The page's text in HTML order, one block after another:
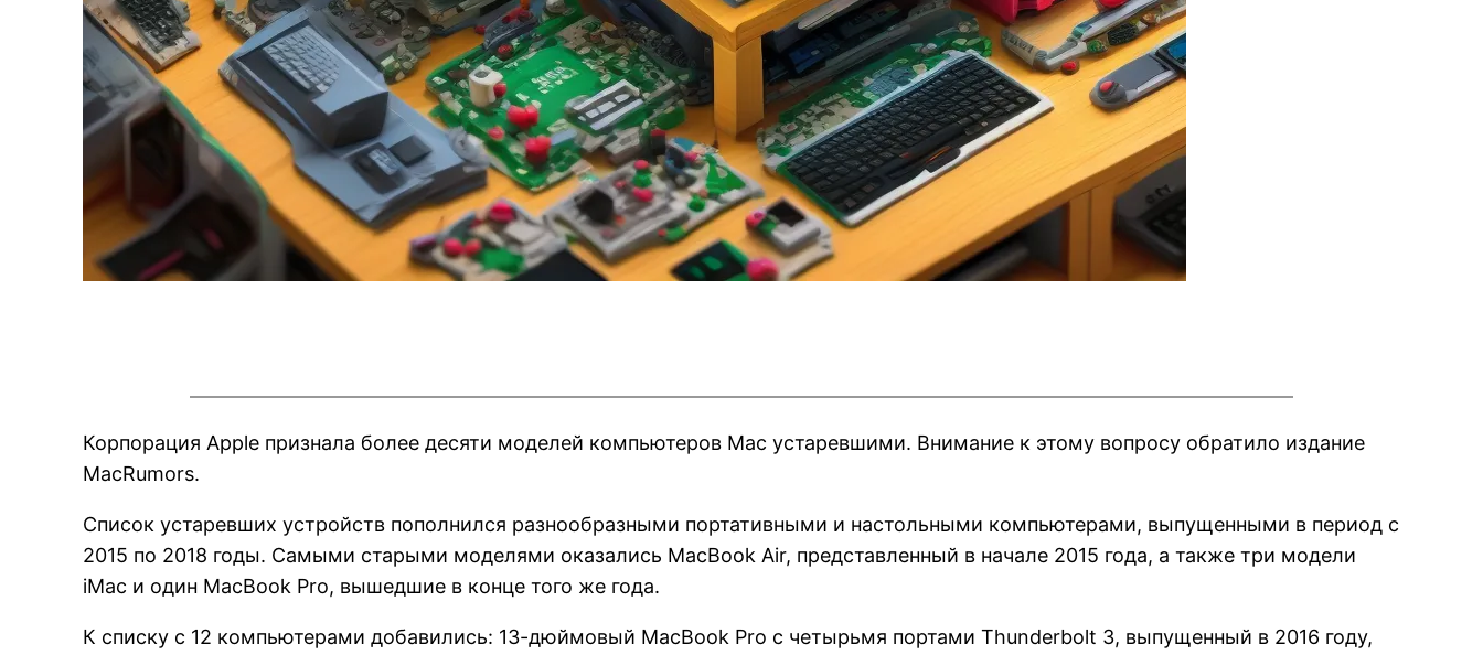
Корпорация Apple признала более десяти моделей компьютеров Mac устаревшими. Внимание к этому вопросу обратило издание
MacRumors.
Список устаревших устройств пополнился разнообразными портативными и настольными компьютерами, выпущенными в период с
2015 по 2018 годы. Самыми старыми моделями оказались MacBook Air, представленный в начале 2015 года, а также три модели
iMac и один MacBook Pro, вышедшие в конце того же года.
К списку с 12 компьютерами добавились: 13-дюймовый MacBook Pro с четырьмя портами Thunderbolt 3, выпущенный в 2016 году,